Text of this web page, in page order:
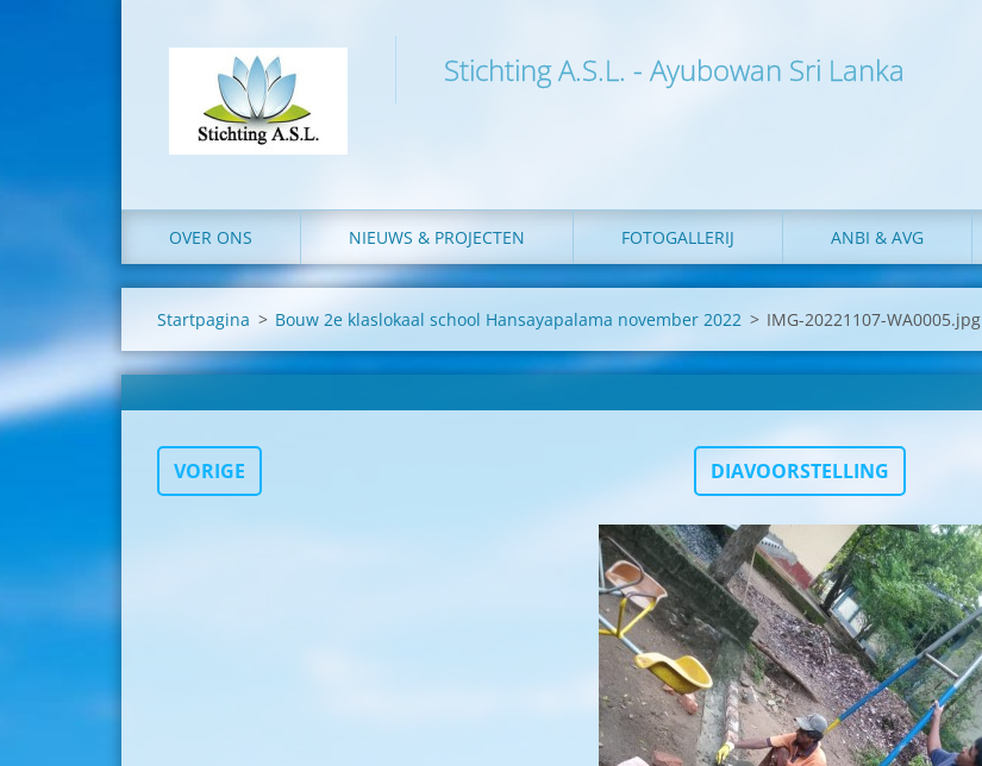
Stichting A.S.L. - Ayubowan Sri Lanka
OVER ONS NIEUWS & PROJECTEN FOTOGALLERIJ ANBI & AVG
Startpagina > Bouw 2e klaslokaal school Hansayapalama november 2022 > IMG-20221107-WA0005.jpg
VORIGE DIAVOORSTELLING